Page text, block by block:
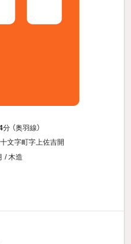
分 （奥羽線）
文字町字上佐吉開
/ 木造